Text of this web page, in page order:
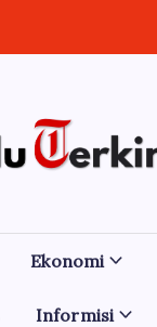
Ekonomi
Informisi